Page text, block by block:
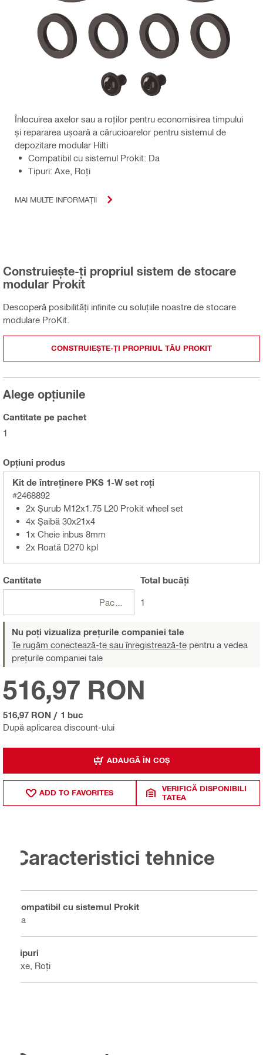
Înlocuirea axelor sau a roților pentru economisirea timpului
și repararea ușoară a cărucioarelor pentru sistemul de
depozitare modular Hilti
Compatibil cu sistemul Prokit: Da
Tipuri: Axe, Roți
MAI MULTE INFORMAȚII
Construiește-ți propriul sistem de stocare
modular Prokit
Descoperă posibilități infinite cu soluțiile noastre de stocare
modulare ProKit.
CONSTRUIEȘTE-ȚI PROPRIUL TĂU PROKIT
Alege opțiunile
Cantitate pe pachet
1
Opțiuni produs
Kit de întreținere PKS 1-W set roți
#2468892
2x Şurub M12x1.75 L20 Prokit wheel set
4x Şaibă 30x21x4
1x Cheie inbus 8mm
2x Roată D270 kpl
Cantitate Total bucăți
1
Nu poți vizualiza prețurile companiei tale
Te rugăm conectează-te sau înregistrează-te pentru a vedea
prețurile companiei tale
După aplicarea discount-ului
516,97 RON
516,97 RON / 1 buc
ADAUGĂ ÎN COȘ
ADD TO FAVORITES
VERIFICĂ DISPONIBILI
TATEA
Caracteristici tehnice
Compatibil cu sistemul Prokit
Da
Tipuri
Axe, Roți